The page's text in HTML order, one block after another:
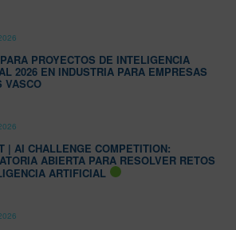
PROYECTOS DE INTELIGENCIA
2026 EN INDUSTRIA PARA EMPRESAS
VASCO
| AI CHALLENGE COMPETITION:
ABIERTA PARA RESOLVER RETOS
ARTIFICIAL